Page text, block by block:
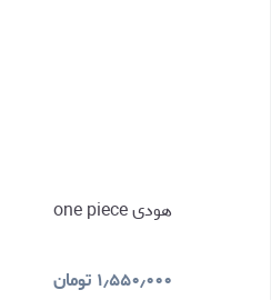
هودی one piece
۱٫۵۵۰٫۰۰۰ تومان